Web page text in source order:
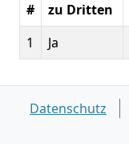
#
zu Dritten
1
Ja
Datenschutz